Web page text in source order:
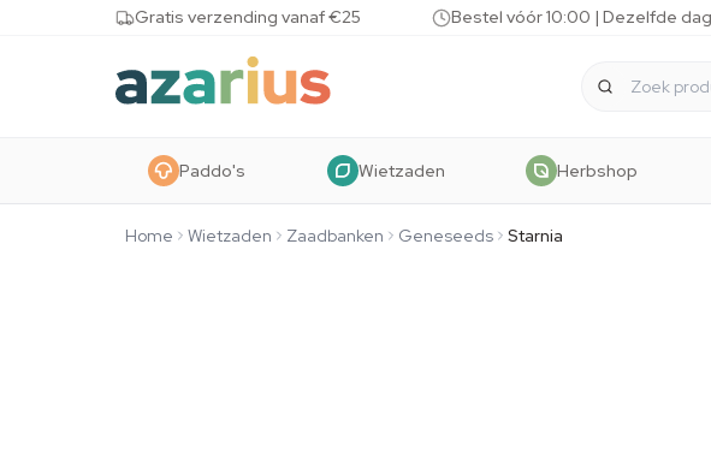
Skip to content Gratis verzending vanaf €25 Bestel vóór 10:00 | Dezelfde
Paddo's Wietzaden Herbshop
Home Wietzaden Zaadbanken Geneseeds Starnia